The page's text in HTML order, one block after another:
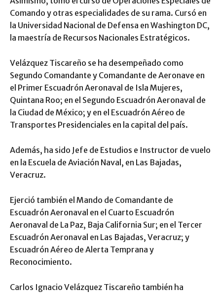
Comando y otras especialidades de su rama. Cursó en
la Universidad Nacional de Defensa en Washington DC,
la maestría de Recursos Nacionales Estratégicos.
Velázquez Tiscareño se ha desempeñado como
Segundo Comandante y Comandante de Aeronave en
el Primer Escuadrón Aeronaval de Isla Mujeres,
Quintana Roo; en el Segundo Escuadrón Aeronaval de
la Ciudad de México; y en el Escuadrón Aéreo de
Transportes Presidenciales en la capital del país.
Además, ha sido Jefe de Estudios e Instructor de vuelo
en la Escuela de Aviación Naval, en Las Bajadas,
Veracruz.
Ejerció también el Mando de Comandante de
Escuadrón Aeronaval en el Cuarto Escuadrón
Aeronaval de La Paz, Baja California Sur; en el Tercer
Escuadrón Aeronaval en Las Bajadas, Veracruz; y
Escuadrón Aéreo de Alerta Temprana y
Reconocimiento.
Carlos Ignacio Velázquez Tiscareño también ha